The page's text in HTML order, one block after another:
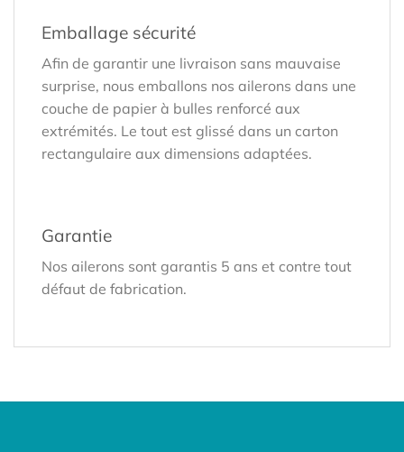
Emballage sécurité
Afin de garantir une livraison sans mauvaise
surprise, nous emballons nos ailerons dans une
couche de papier à bulles renforcé aux
extrémités. Le tout est glissé dans un carton
rectangulaire aux dimensions adaptées.
Garantie
Nos ailerons sont garantis 5 ans et contre tout
défaut de fabrication.